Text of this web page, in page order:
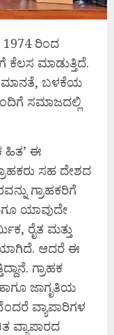
ರಿಂದ
ಮಾಡುತ್ತಿದೆ.
ಬಳಕೆಯ
ಸಮಾಜದಲ್ಲಿ
ಹಿತ’ ಈ
ಸಹ ದೇಶದ
ಗ್ರಾಹಕರಿಗೆ
ಯಾವುದೇ
ರೈತ ಮತ್ತು
ಆದರೆ ಈ
ಗ್ರಾಹಕ
ಜಾಗೃತಿಯ
ವ್ಯಾಪಾರಿಗಳ
ವ್ಯಾಪಾರದ